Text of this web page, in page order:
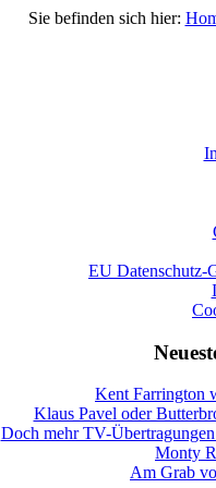
Sie befinden sich hier:
EU Datenschutz-
Kent Farrington
Klaus Pavel oder
Doch mehr TV-
Monty
Am Grab